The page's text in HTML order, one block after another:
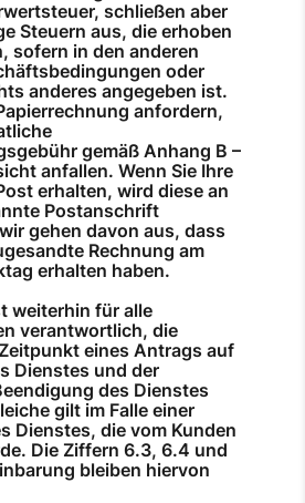
schließen aber
Steuern aus, die erhoben
sofern in den anderen
oder
anderes angegeben ist.
anfordern,
gemäß Anhang B –
anfallen. Wenn Sie Ihre
erhalten, wird diese an
Postanschrift
gehen davon aus, dass
Rechnung am
erhalten haben.
weiterhin für alle
verantwortlich, die
eines Antrags auf
Dienstes und der
des Dienstes
gilt im Falle einer
Dienstes, die vom Kunden
Die Ziffern 6.3, 6.4 und
bleiben hiervon